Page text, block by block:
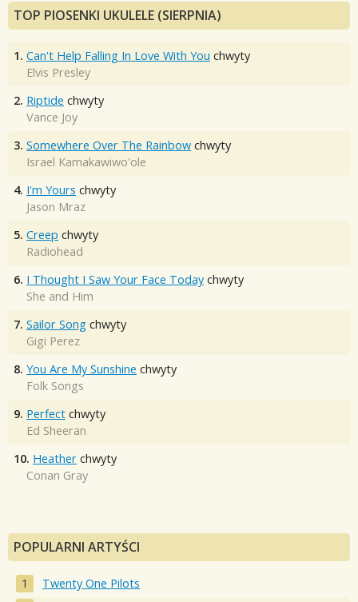
TOP PIOSENKI UKULELE (SIERPNIA)
1. Can't Help Falling In Love With You chwyty
Elvis Presley
2. Riptide chwyty
Vance Joy
3. Somewhere Over The Rainbow chwyty
Israel Kamakawiwo'ole
4. I'm Yours chwyty
Jason Mraz
5. Creep chwyty
Radiohead
6. I Thought I Saw Your Face Today chwyty
She and Him
7. Sailor Song chwyty
Gigi Perez
8. You Are My Sunshine chwyty
Folk Songs
9. Perfect chwyty
Ed Sheeran
10. Heather chwyty
Conan Gray
POPULARNI ARTYŚCI
Twenty One Pilots